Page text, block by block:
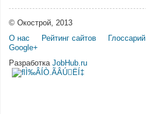
© Окострой, 2013
О нас
Рейтинг сайтов Глоссарий
Google+
Разработка JobHub.ru